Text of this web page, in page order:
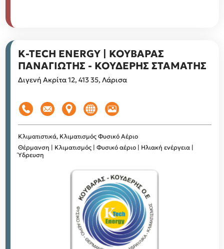
K-TECH ENERGY | ΚΟΥΒΑΡΑΣ
ΠΑΝΑΓΙΩΤΗΣ - ΚΟΥΔΕΡΗΣ ΣΤΑΜΑΤΗΣ
Διγενή Ακρίτα 12, 413 35, Λάρισα
Κλιματιστικά, Κλιματισμός Φυσικό Αέριο
Θέρμανση | Κλιματισμός | Φυσικό αέριο | Ηλιακή ενέργεια |
Ύδρευση